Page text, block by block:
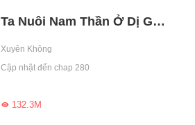
Ta Nuôi Nam Thần Ở Dị Giới
Xuyên Không
Cập nhật đến chap 280
132.3M